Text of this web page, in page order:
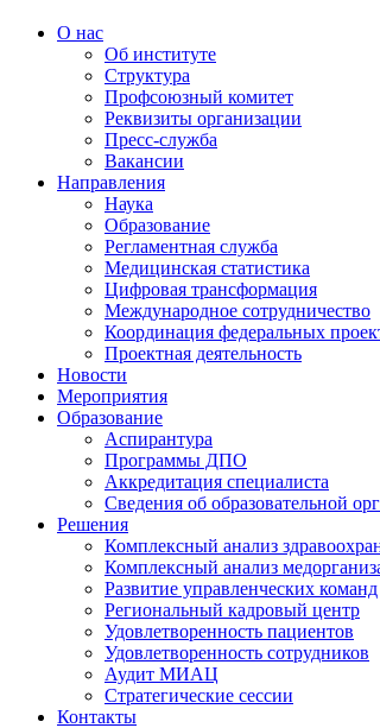
О нас
Об институте
Структура
Профсоюзный комитет
Реквизиты организации
Пресс-служба
Вакансии
Направления
Наука
Образование
Регламентная служба
Медицинская статистика
Цифровая трансформация
Международное сотрудничество
Координация федеральных
Проектная деятельность
Новости
Мероприятия
Образование
Аспирантура
Программы ДПО
Аккредитация специалиста
Сведения об образовательной
Решения
Комплексный анализ
Комплексный анализ
Развитие управленческих команд
Региональный кадровый центр
Удовлетворенность пациентов
Удовлетворенность сотрудников
Аудит МИАЦ
Стратегические сессии
Контакты